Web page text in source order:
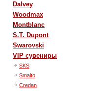
Dalvey
Woodmax
Montblanc
S.T. Dupont
Swarovski
VIP сувениры
SKS
Smalto
Credan